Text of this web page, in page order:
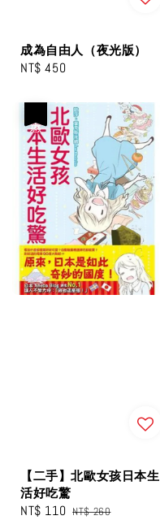
成為自由人（夜光版）
Regular
NT$ 450
【二手】北歐女孩日本生
活好吃驚
Sale
NT$ 110 Regular
NT$ 260